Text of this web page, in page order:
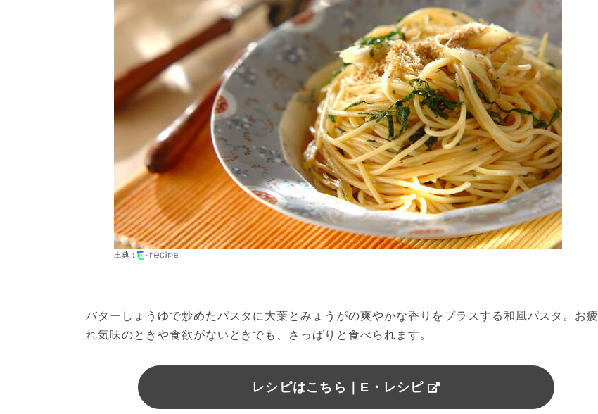
出典：
バターしょうゆで炒めたパスタに大葉とみょうがの爽やかな香りをプラスする和風パスタ。お疲
れ気味のときや食欲がないときでも、さっぱりと食べられます。
レシピはこちら｜E・レシピ